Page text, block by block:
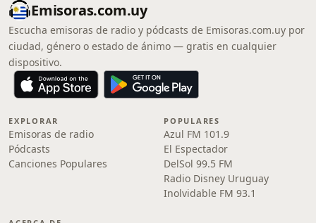
Emisoras.com.uy
Escucha emisoras de radio y pódcasts de Emisoras.com.uy por
ciudad, género o estado de ánimo — gratis en cualquier
dispositivo.
EXPLORAR
Emisoras de radio
Pódcasts
Canciones Populares
POPULARES
Azul FM 101.9
El Espectador
DelSol 99.5 FM
Radio Disney Uruguay
Inolvidable FM 93.1